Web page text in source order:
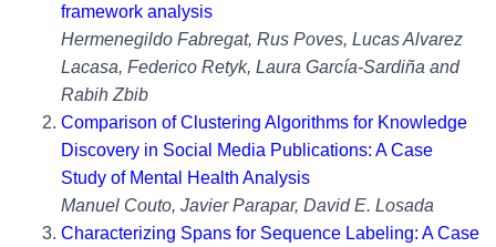
framework analysis
Hermenegildo Fabregat, Rus Poves, Lucas Alvarez
Lacasa, Federico Retyk, Laura García-Sardiña and
Rabih Zbib
Comparison of Clustering Algorithms for Knowledge
Discovery in Social Media Publications: A Case
Study of Mental Health Analysis
Manuel Couto, Javier Parapar, David E. Losada
Characterizing Spans for Sequence Labeling: A Case